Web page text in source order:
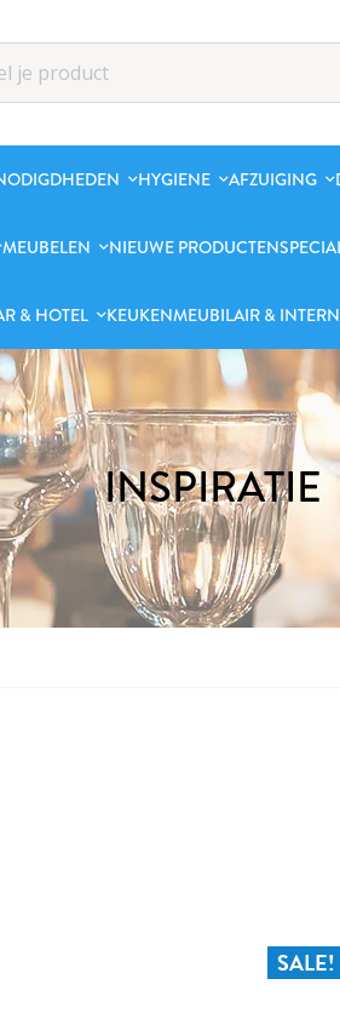
HYGIENE AFZUIGING
MEUBELEN NIEUWE PRODUCTEN
& HOTEL KEUKENMEUBILAIR &
INSPIRATIE
SALE!